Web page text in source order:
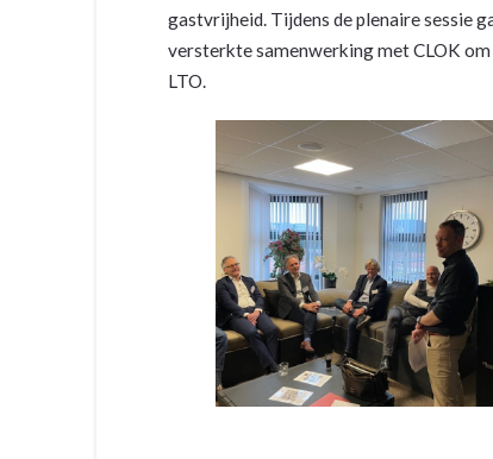
gastvrijheid. Tijdens de plenaire sessie
versterkte samenwerking met CLOK
LTO.